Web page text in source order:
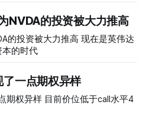
NVDA的投资被大力推高
大力推高 现在是英伟达
的时代
一点期权异样
位低于call水平4